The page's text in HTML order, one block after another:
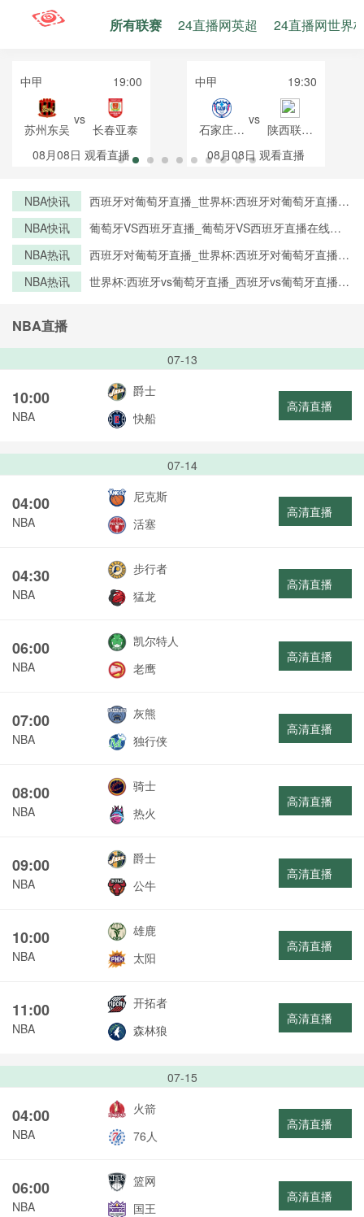
所有联赛 24直播网英超 24直播网世界
中甲 19:00
苏州东吴
vs
长春亚泰
08月08日 观看直播
中甲 19:30
石家庄功
夫
vs
陕西联合
月亮泊队
08月08日 观看直播
NBA快讯
西班牙对葡萄牙直播_世界杯:西班牙对葡萄牙直播免
清无插件
NBA快讯
葡萄牙VS西班牙直播_葡萄牙VS西班牙直播在线观
NBA热讯
西班牙对葡萄牙直播_世界杯:西班牙对葡萄牙直播免
清无插件
NBA热讯
世界杯:西班牙vs葡萄牙直播_西班牙vs葡萄牙直播免
NBA直播
07-13
10:00
NBA
爵士
快船
高清直播
07-14
04:00
NBA
尼克斯
活塞
高清直播
04:30
NBA
步行者
猛龙
高清直播
06:00
NBA
凯尔特人
老鹰
高清直播
07:00
NBA
灰熊
独行侠
高清直播
08:00
NBA
骑士
热火
高清直播
09:00
NBA
爵士
公牛
高清直播
10:00
NBA
雄鹿
太阳
高清直播
11:00
NBA
开拓者
森林狼
高清直播
07-15
04:00
NBA
火箭
76人
高清直播
06:00
NBA
篮网
国王
高清直播